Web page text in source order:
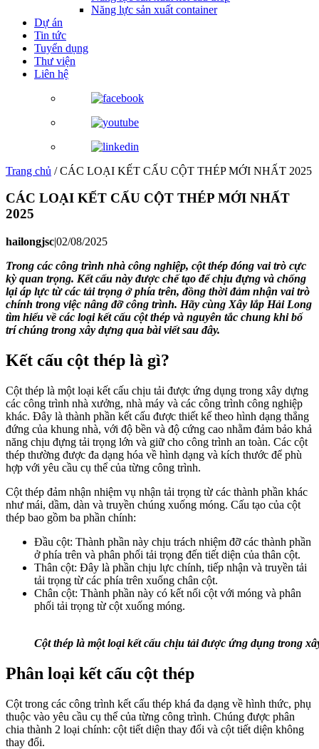
Năng lực sản xuất container
Dự án
Tin tức
Tuyển dụng
Thư viện
Liên hệ
Trang chủ /CÁC LOẠI KẾT CẤU CỘT THÉP MỚI NHẤT 2025
CÁC LOẠI KẾT CẤU CỘT THÉP MỚI NHẤT
2025
hailongjsc|02/08/2025
Trong các công trình nhà công nghiệp, cột thép đóng vai trò cực
kỳ quan trọng. Kết cấu này được chế tạo để chịu đựng và chống
lại áp lực từ các tải trọng ở phía trên, đồng thời đảm nhận vai trò
chính trong việc nâng đỡ công trình. Hãy cùng Xây lắp Hải Long
tìm hiểu về các loại kết cấu cột thép và nguyên tắc chung khi bố
trí chúng trong xây dựng qua bài viết sau đây.
Kết cấu cột thép là gì?
Cột thép là một loại kết cấu chịu tải được ứng dụng trong xây dựng
các công trình nhà xưởng, nhà máy và các công trình công nghiệp
khác. Đây là thành phần kết cấu được thiết kế theo hình dạng thẳng
đứng của khung nhà, với độ bền và độ cứng cao nhằm đảm bảo khả
năng chịu đựng tải trọng lớn và giữ cho công trình an toàn. Các cột
thép thường được đa dạng hóa về hình dạng và kích thước để phù
hợp với yêu cầu cụ thể của từng công trình.
Cột thép đảm nhận nhiệm vụ nhận tải trọng từ các thành phần khác
như mái, dầm, dàn và truyền chúng xuống móng. Cấu tạo của cột
thép bao gồm ba phần chính:
Đầu cột: Thành phần này chịu trách nhiệm đỡ các thành phần
ở phía trên và phân phối tải trọng đến tiết diện của thân cột.
Thân cột: Đây là phần chịu lực chính, tiếp nhận và truyền tải
tải trọng từ các phía trên xuống chân cột.
Chân cột: Thành phần này có kết nối cột với móng và phân
phối tải trọng từ cột xuống móng.
Cột thép là một loại kết cấu chịu tải được ứng dụng trong
Phân loại kết cấu cột thép
Cột trong các công trình kết cấu thép khá đa dạng về hình thức, phụ
thuộc vào yêu cầu cụ thể của từng công trình. Chúng được phân
chia thành 2 loại chính: cột tiết diện thay đổi và cột tiết diện không
thay đổi.